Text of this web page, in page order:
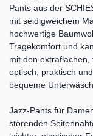
Pants aus der
mit seidigweichem
hochwertige
Tragekomfort und
mit den
optisch, praktisch
bequeme
Jazz-Pants für
störenden